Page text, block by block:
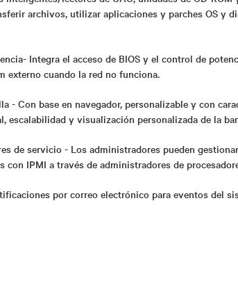
archivos, utilizar aplicaciones y parches OS y
Integra el acceso de BIOS y el control de
externo cuando la red no funciona.
- Con base en navegador, personalizable y con
escalabilidad y visualización personalizada de la
de servicio - Los administradores pueden
IPMI a través de administradores de
por correo electrónico para eventos del